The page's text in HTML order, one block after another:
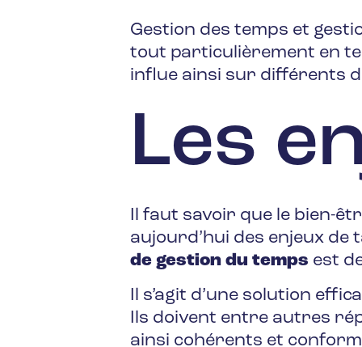
Gestion des temps et
tout particulièrement en
influe ainsi sur différents
Les
Il faut savoir que le bien-
aujourd’hui des enjeux de
de gestion du temps est
Il s’agit d’une solution
Ils doivent entre autres
ainsi cohérents et